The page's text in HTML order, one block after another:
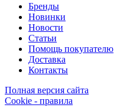
Бренды
Новинки
Новости
Статьи
Помощь покупателю
Доставка
Контакты
Полная версия сайта
Cookie - правила